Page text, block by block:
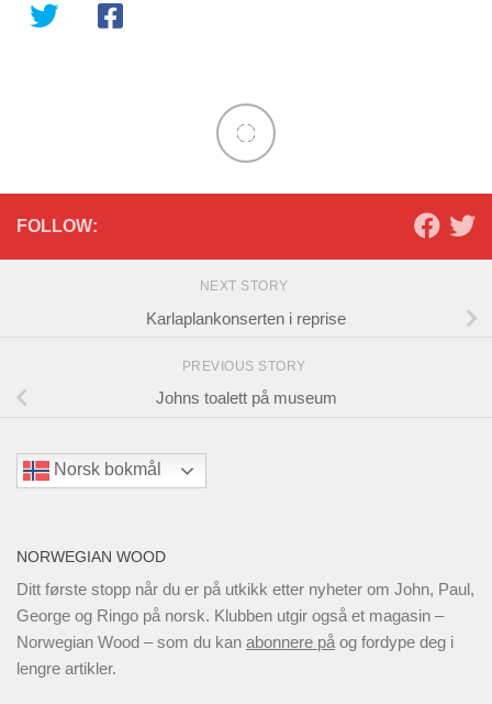
FOLLOW:
NEXT STORY
Karlaplankonserten i reprise
PREVIOUS STORY
Johns toalett på museum
Norsk bokmål
NORWEGIAN WOOD
Ditt første stopp når du er på utkikk etter nyheter om John, Paul,
George og Ringo på norsk. Klubben utgir også et magasin –
Norwegian Wood – som du kan abonnere på og fordype deg i
lengre artikler.